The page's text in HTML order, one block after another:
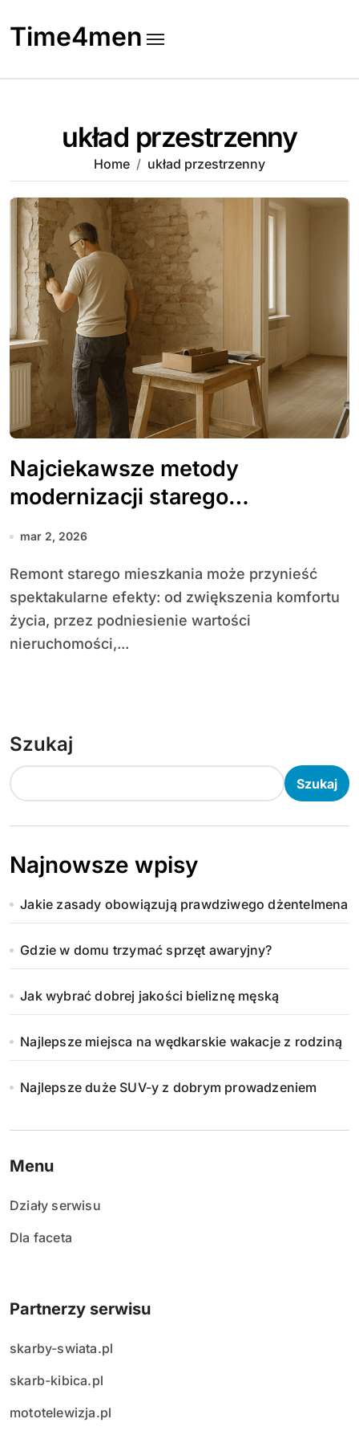
to
content
Time4men
układ przestrzenny
Home układ przestrzenny
Najciekawsze metody
modernizacji starego
mieszkania
mar 2, 2026
Remont starego mieszkania może przynieść
spektakularne efekty: od zwiększenia komfortu
życia, przez podniesienie wartości
nieruchomości,...
Szukaj
Szukaj
Najnowsze wpisy
Jakie zasady obowiązują prawdziwego dżentelmena
Gdzie w domu trzymać sprzęt awaryjny?
Jak wybrać dobrej jakości bieliznę męską
Najlepsze miejsca na wędkarskie wakacje z rodziną
Najlepsze duże SUV-y z dobrym prowadzeniem
Menu
Działy serwisu
Dla faceta
Partnerzy serwisu
skarby-swiata.pl
skarb-kibica.pl
mototelewizja.pl